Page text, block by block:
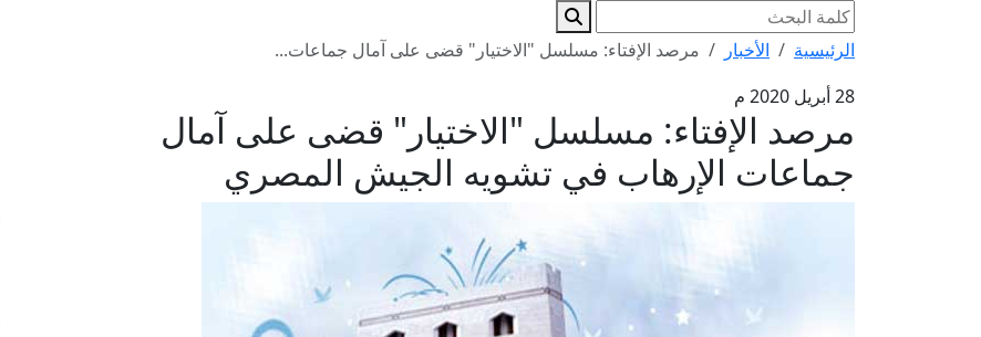
الرئيسية الأخبار
مرصد الإفتاء: مسلسل "الاختيار" قضى على آمال جماعات...
28 أبريل 2020 م
مرصد الإفتاء: مسلسل "الاختيار" قضى على آمال
جماعات الإرهاب في تشويه الجيش المصري